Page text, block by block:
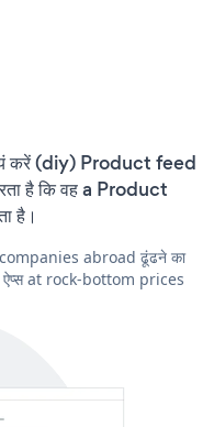
करें (diy) Product feed
है कि वह a Product
है।
companies abroad ढूंढने का
at rock-bottom prices